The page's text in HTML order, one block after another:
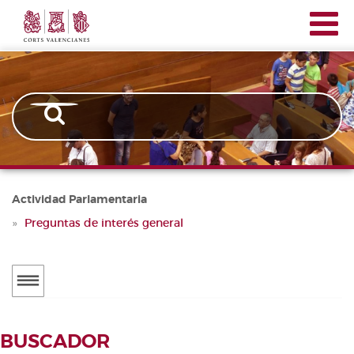
Pasar
contenido
principal
Corts
Valencianes
Actividad Parlamentaria
Preguntas de interés general
Menú
Noticias
BUSCADOR DE TRAMITACIONES
BUSCADOR